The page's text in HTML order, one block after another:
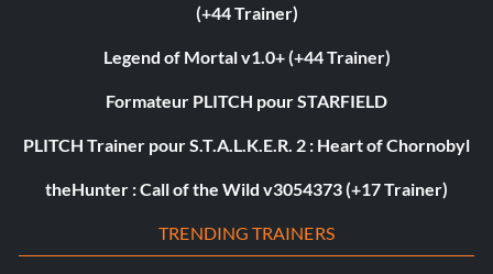
(+44 Trainer)
Legend of Mortal v1.0+ (+44 Trainer)
Formateur PLITCH pour STARFIELD
PLITCH Trainer pour S.T.A.L.K.E.R. 2 : Heart of Chornobyl
theHunter : Call of the Wild v3054373 (+17 Trainer)
TRENDING TRAINERS